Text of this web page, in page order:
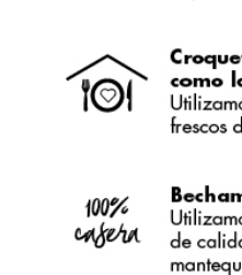
sin duda, las de boletus. He
del repartidor que te llama
de que estás en casa.
eliseo cuesta pardo
Estupendo negocio.